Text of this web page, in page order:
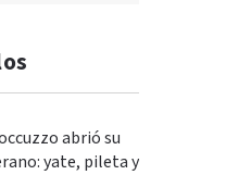
abrió su
yate, pileta y